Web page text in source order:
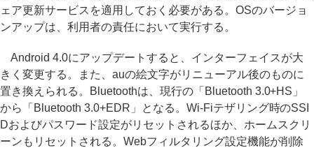
ェア更新サービスを適用しておく必要がある。OSのバージョ
ンアップは、利用者の責任において実行する。
Android 4.0にアップデートすると、インターフェイスが大
きく変更する。また、auの絵文字がリニューアル後のものに
置き換えられる。Bluetoothは、現行の「Bluetooth 3.0+HS」
から「Bluetooth 3.0+EDR」となる。Wi-Fiテザリング時のSSI
Dおよびパスワード設定がリセットされるほか、ホームスクリ
ーンもリセットされる。Webフィルタリング設定機能が削除